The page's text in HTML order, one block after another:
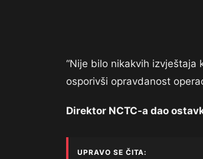
“Nije bilo nikakvih
osporivši opravdanost
Direktor NCTC-a dao
UPRAVO SE ČITA: